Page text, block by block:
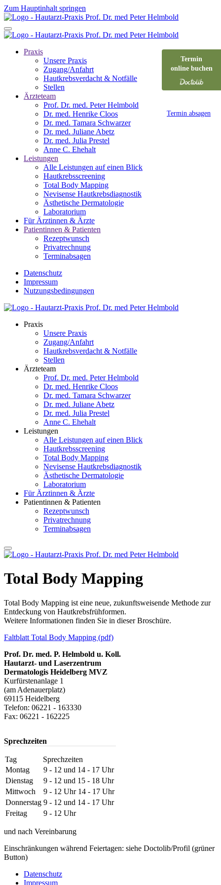
Zum Hauptinhalt springen
Praxis
Unsere Praxis
Zugang/Anfahrt
Hautkrebsverdacht & Notfälle
Stellen­
Ärzteteam
Prof. Dr. med. Peter Helmbold
Dr. med. Henrike Cloos
Dr. med. Tamara Schwarzer
Dr. med. Juliane Abetz
Dr. med. Julia Prestel
Anne C. Ehehalt
Leistungen
Alle Leistungen auf einen Blick
Hautkrebsscreening
Total Body Mapping
Nevisense Hautkrebsdiagnostik
Ästhetische Dermatologie
Laboratorium
Für Ärztinnen & Ärzte
Patientinnen & Patienten
Rezeptwunsch
Privatrechnung
Terminabsagen
Datenschutz
Impressum
Nutzungsbedingungen
Praxis
Unsere Praxis
Zugang/Anfahrt
Hautkrebsverdacht & Notfälle
Stellen­
Ärzteteam
Prof. Dr. med. Peter Helmbold
Dr. med. Henrike Cloos
Dr. med. Tamara Schwarzer
Dr. med. Juliane Abetz
Dr. med. Julia Prestel
Anne C. Ehehalt
Leistungen
Alle Leistungen auf einen Blick
Hautkrebsscreening
Total Body Mapping
Nevisense Hautkrebsdiagnostik
Ästhetische Dermatologie
Laboratorium
Für Ärztinnen & Ärzte
Patientinnen & Patienten
Rezeptwunsch
Privatrechnung
Terminabsagen
Total Body Mapping
Total Body Mapping ist eine neue, zukunftsweisende Methode zur
Entdeckung von Hautkrebsfrühformen.
Weitere Informationen finden Sie in dieser Broschüre.
Faltblatt Total Body Mapping (pdf)
Prof. Dr. med. P. Helmbold u. Koll.
Hautarzt- und Laserzentrum
Dermatologis Heidelberg MVZ
Kurfürstenanlage 1
(am Adenauerplatz)
69115 Heidelberg
Telefon: 06221 - 163330
Fax: 06221 - 162225
Sprechzeiten
Tag
Sprechzeiten
Montag
9 - 12 und 14 - 17 Uhr
Dienstag
9 - 12 und 15 - 18 Uhr
Mittwoch
9 - 12 Uhr 14 - 17 Uhr
Donnerstag 9 - 12 und 14 - 17 Uhr
Freitag
9 - 12 Uhr
und nach Vereinbarung
Einschränkungen während Feiertagen: siehe Doctolib/Profil (grüner
Button)
Datenschutz
Impressum
Termin
online buchen
Termin absagen